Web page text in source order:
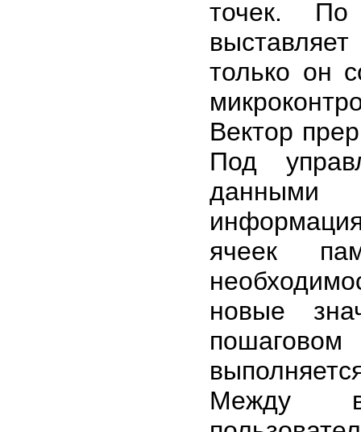
точек. По
только он
Вектор
Под
данными
ячеек
новые
Между